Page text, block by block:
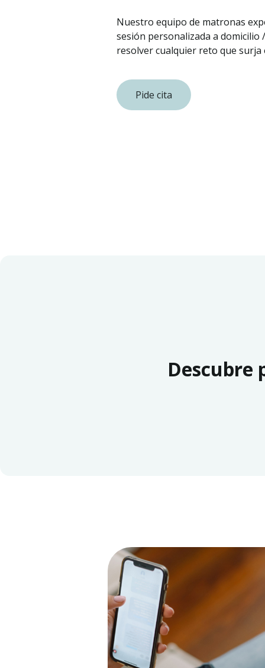
Nuestro equipo de matronas
sesión personalizada a
resolver cualquier reto que surja
Pide cita